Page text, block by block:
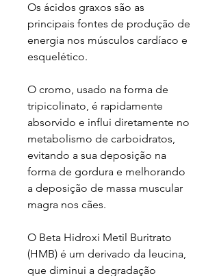
Os ácidos graxos são as
principais fontes de produção de
energia nos músculos cardíaco e
esquelético.
O cromo, usado na forma de
tripicolinato, é rapidamente
absorvido e influi diretamente no
metabolismo de carboidratos,
evitando a sua deposição na
forma de gordura e melhorando
a deposição de massa muscular
magra nos cães.
O Beta Hidroxi Metil Buritrato
(HMB) é um derivado da leucina,
que diminui a degradação